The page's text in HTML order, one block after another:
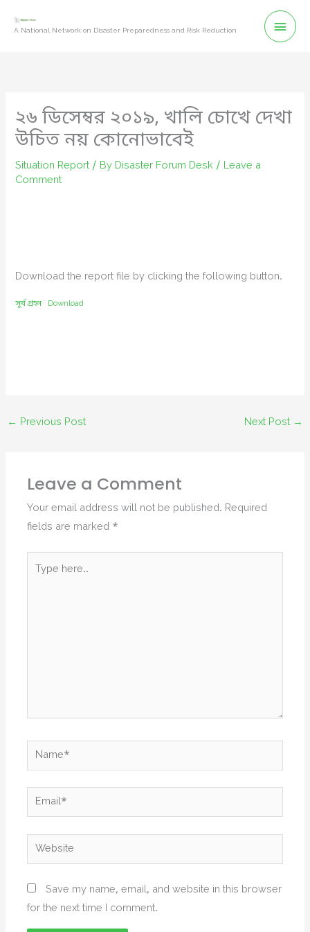
A National Network on Disaster Preparedness and Risk Reduction
২৬ ডিসেম্বর ২০১৯, খালি চোখে দেখা
উচিত নয় কোনোভাবেই
Situation Report/ By Disaster Forum Desk / Leave a
Comment
Download the report file by clicking the following button.
সূর্য গ্রহন Download
← Previous Post Next Post →
Leave a Comment
Your email address will not be published. Required
fields are marked *
Name*
Email*
Website
Save my name, email, and website in this browser
for the next time I comment.